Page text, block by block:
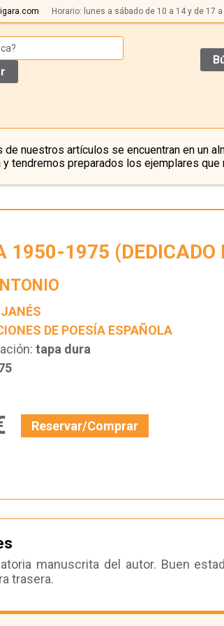
Horario: lunes a sábado de 10 a 14 y de 17 a
de nuestros artículos se encuentran en un
tendremos preparados los ejemplares
1950-1975 (DEDICADO
DE POESÍA ESPAÑOLA
tapa dura
Reservar/Comprar
manuscrita del autor. Buen
trasera.